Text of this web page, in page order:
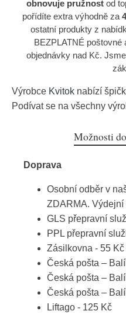
obnovuje pružnostod
pořídíte extra výhodně za
ostatní produkty z
BEZPLATNÉ poštovné
objednávky nad Kč.
Výrobce Kvitok nabízí
Podívat se na všechny
Možnosti
Doprava
Osobní odběr v
ZDARMA. Výdejní
GLS přepravní
PPL přepravní
Zásilkovna - 55 Kč
Česká pošta –
Česká pošta –
Česká pošta –
Liftago - 125 Kč